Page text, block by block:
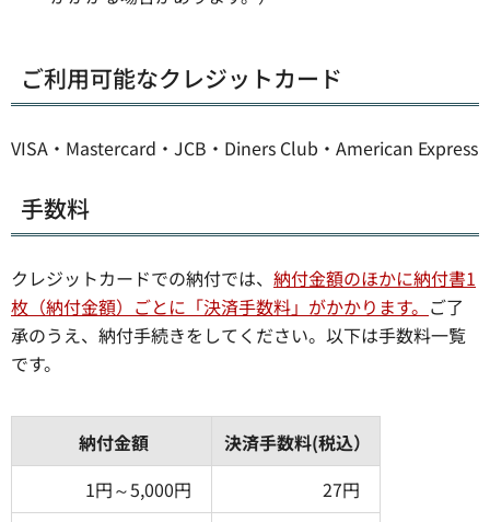
ご利用可能なクレジットカード
VISA・Mastercard・JCB・Diners Club・American Express
手数料
クレジットカードでの納付では、 納付金額のほかに納付書1
枚（納付金額）ごとに「決済手数料」がかかります。 ご了
承のうえ、納付手続きをしてください。以下は手数料一覧
です。
納付金額
決済手数料(税込）
1円～5,000円
27円